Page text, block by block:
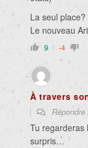
La seul
Le nouveau
9 -4
À travers
Répondre
Tu regarderas
surpris…